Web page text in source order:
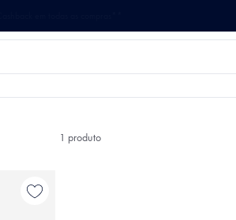
1 produto